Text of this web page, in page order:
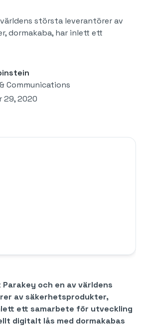
största leverantörer av
dormakaba, har inlett ett
Communications
29, 2020
och en av världens
av säkerhetsprodukter,
ett samarbete för utveckling
digitalt lås med dormakabas